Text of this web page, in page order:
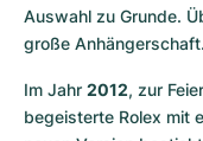
Auswahl zu Grunde.
große
Im Jahr 2012, zur
begeisterte Rolex mit